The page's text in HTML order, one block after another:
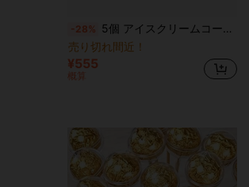
-28% 5個 アイスクリームコーン型プラスチックキャンディーボックス - 透明なアイスクリームコーンデザインのキャンディー容器、キャンディーとスナックの包装とホリデーパーティーのギフト装飾に最適、結婚式、誕生日パーティー、テーマパーティー、卒業式、新学期パーティー、バチェラーパーティー、新居祝い、記念日、ブライダルシャワーなどに適しています。
売り切れ間近！
¥555
概算